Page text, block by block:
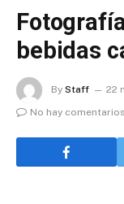
bebidas
By Staff 22
No hay comentarios